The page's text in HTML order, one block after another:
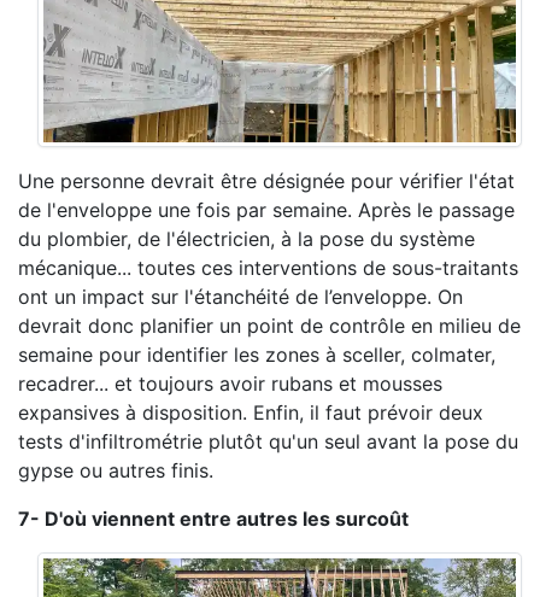
Une personne devrait être désignée pour vérifier l'état
de l'enveloppe une fois par semaine. Après le passage
du plombier, de l'électricien, à la pose du système
mécanique... toutes ces interventions de sous-traitants
ont un impact sur l'étanchéité de l’enveloppe. On
devrait donc planifier un point de contrôle en milieu de
semaine pour identifier les zones à sceller, colmater,
recadrer... et toujours avoir rubans et mousses
expansives à disposition. Enfin, il faut prévoir deux
tests d'infiltrométrie plutôt qu'un seul avant la pose du
gypse ou autres finis.
7- D'où viennent entre autres les surcoût